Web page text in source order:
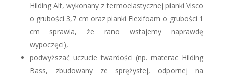
Hilding Alt, wykonany z termoelastycznej pianki Visco
o grubości 3,7 cm oraz pianki Flexifoam o grubości 1
cm sprawia, że rano wstajemy naprawdę
wypoczęci),
podwyższać uczucie twardości (np. materac Hilding
Bass, zbudowany ze sprężystej, odpornej na